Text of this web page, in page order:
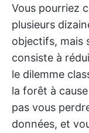
Vous pourriez
plusieurs
objectifs, mais
consiste à
le dilemme
la forêt à
pas vous
données, et